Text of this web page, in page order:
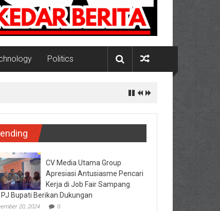
Politics
CV Media Utama Group
Apresiasi Antusiasme Pencari
Kerja di Job Fair Sampang
Bupati Berikan Dukungan
20, 2024 0